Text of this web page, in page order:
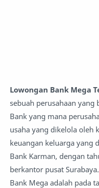
Lowongan Bank Mega
sebuah perusahaan yang
Bank yang mana
usaha yang dikelola oleh
keuangan keluarga yang
Bank Karman, dengan
berkantor pusat
Bank Mega adalah pada